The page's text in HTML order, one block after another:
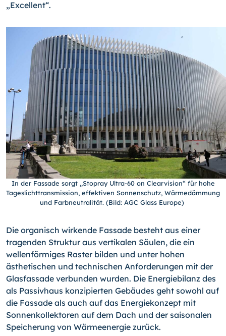
„Excellent“.
In der Fassade sorgt „Stopray Ultra-60 on Clearvision“ für hohe
Tageslichttransmission, effektiven Sonnenschutz, Wärmedämmung
und Farbneutralität. (Bild: AGC Glass Europe)
Die organisch wirkende Fassade besteht aus einer
tragenden Struktur aus vertikalen Säulen, die ein
wellenförmiges Raster bilden und unter hohen
ästhetischen und technischen Anforderungen mit der
Glasfassade verbunden wurden. Die Energiebilanz des
als Passivhaus konzipierten Gebäudes geht sowohl auf
die Fassade als auch auf das Energiekonzept mit
Sonnenkollektoren auf dem Dach und der saisonalen
Speicherung von Wärmeenergie zurück.